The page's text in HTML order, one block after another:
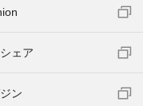
ェア
ン